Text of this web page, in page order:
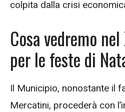
colpita dalla crisi
Cosa vedremo
per le feste di
Il Municipio, nonostante il
Mercatini, procederà con